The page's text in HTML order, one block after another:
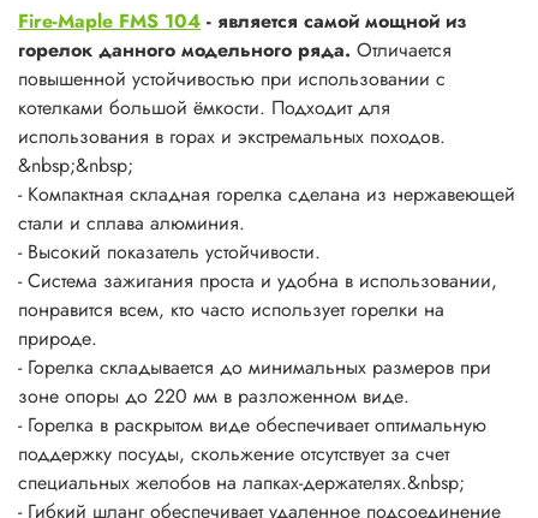
баллону при помощи адаптера FMS-701.
Размеры:
- в разложенном виде: диаметр 220 мм, высота 77,2 мм
- в сложенном виде: диаметр 134 мм, высота 77,2 мм,
ширина 77,5 мм
Вес: 235 г
Мощность:3200 Вт
Газовая горелка FMS-104 подходит для рыбалки, трекинга
и семейного отдыха на природе.
1 литр воды закипает за 3 минуты 55 секунд. При
условиях: (ГОСТ 2939-63) Атмосферное давление 760 мм
рт. ст., температура воздуха 20С, влажность 0%,
температура воды 20С.
Расход топливапри использовании фирменных сменных
картриджей Fire-Maple серии FMS-G составляет: Сменный
Fire-Maple FMS 104 - является самой мощной из
горелок данного модельного ряда. Отличается
повышенной устойчивостью при использовании с
котелками большой ёмкости. Подходит для
использования в горах и экстремальных походов.
&nbsp;&nbsp;
- Компактная складная горелка сделана из нержавеющей
стали и сплава алюминия.
- Высокий показатель устойчивости.
- Система зажигания проста и удобна в использовании,
понравится всем, кто часто использует горелки на
природе.
- Горелка складывается до минимальных размеров при
зоне опоры до 220 мм в разложенном виде.
- Горелка в раскрытом виде обеспечивает оптимальную
поддержку посуды, скольжение отсутствует за счет
специальных желобов на лапках-держателях.&nbsp;
- Гибкий шланг обеспечивает удаленное подсоединение